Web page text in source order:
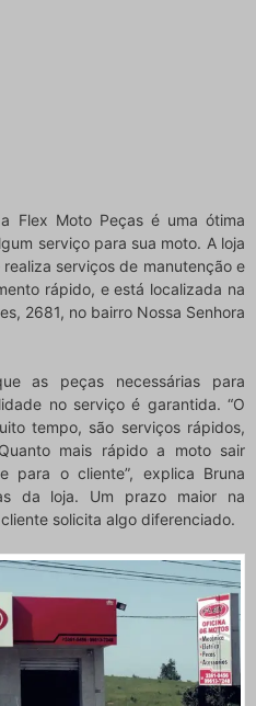
Flex Moto Peças é uma ótima
serviço para sua moto. A loja
serviços de manutenção e
rápido, e está localizada na
2681, no bairro Nossa Senhora
as peças necessárias para
no serviço é garantida. “O
tempo, são serviços rápidos,
mais rápido a moto sair
para o cliente”, explica Bruna
da loja. Um prazo maior na
solicita algo diferenciado.